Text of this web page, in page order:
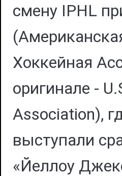
смену IPHL
Хоккейная
оригинале -
Association),
выступали
«Йеллоу